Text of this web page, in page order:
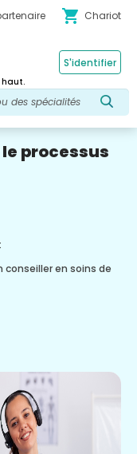
shopping_cart Chariot
haut.
S'identifier
processus
en soins de